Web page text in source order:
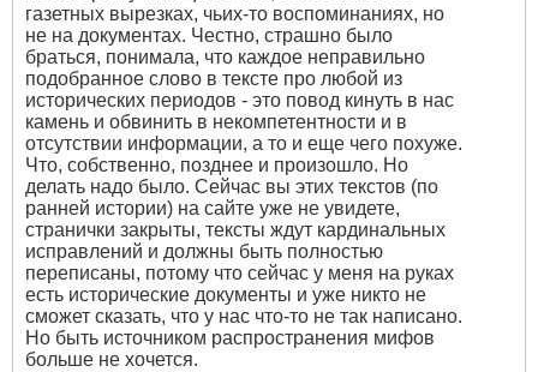
газетных вырезках, чьих-то воспоминаниях, но
не на документах. Честно, страшно было
браться, понимала, что каждое неправильно
подобранное слово в тексте про любой из
исторических периодов - это повод кинуть в нас
камень и обвинить в некомпетентности и в
отсутствии информации, а то и еще чего похуже.
Что, собственно, позднее и произошло. Но
делать надо было. Сейчас вы этих текстов (по
ранней истории) на сайте уже не увидете,
странички закрыты, тексты ждут кардинальных
исправлений и должны быть полностью
переписаны, потому что сейчас у меня на руках
есть исторические документы и уже никто не
сможет сказать, что у нас что-то не так написано.
Но быть источником распространения мифов
больше не хочется.